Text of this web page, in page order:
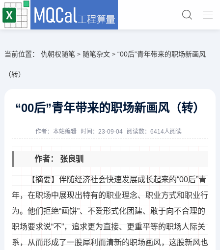
当前位置： 仇朝权随笔 > 随笔杂文 > “00后”青年带来的职场新画风
（转）
“00后”青年带来的职场新画风（转）
作者：本站编辑 时间：23-09-04 阅读数：6414人阅读
作者： 张良驯
【摘要】伴随经济社会快速发展成长起来的“00后”青
年，在职场中展现出特有的职业理念、职业方式和职业行
为。他们拒绝“画饼”、不爱形式化团建、敢于向不合理的
职场要求说“不”，追求更为直接、更重平等的职场人际关
系，从而形成了一股犀利而清新的职场画风，这股新风也